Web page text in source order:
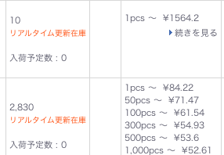
10
リアルタイム更新在庫
入荷予定数 : 0
1pcs ～ ¥1564.2
続きを見る
2,830
リアルタイム更新在庫
入荷予定数 : 0
1pcs ～ ¥84.22
50pcs ～ ¥71.47
100pcs ～ ¥61.54
300pcs ～ ¥54.93
500pcs ～ ¥53.6
1,000pcs ～ ¥52.61